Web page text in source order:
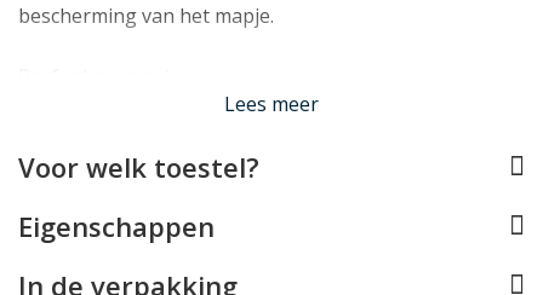
bescherming van het mapje.
Deze Guess case werd speciaal voor de iPhone 13 Pro
aansluitingen en de camera's blijven daarbij vrij en de
case niet geschikt voor laden met MagSafe. De case
pasjeshouder met vakjes voor 3 passen.
Lees meer
Voor welk toestel?
Eigenschappen
In de verpakking